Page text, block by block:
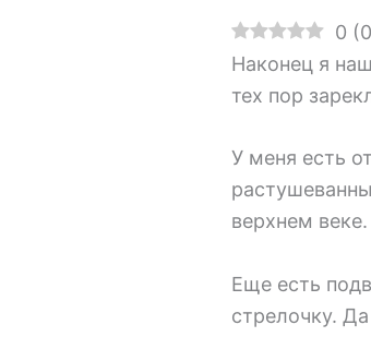
0 (0
Наконец я
тех пор
У меня есть
верхнем веке.
Еще есть
стрелочку.